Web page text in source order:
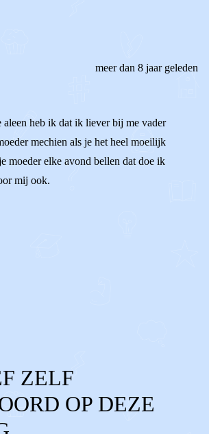
meer dan 8 jaar geleden
aleen heb ik dat ik liever bij me vader
mechien als je het heel moeilijk
moeder elke avond bellen dat doe ik
mij ook.
ZELF
OP DEZE